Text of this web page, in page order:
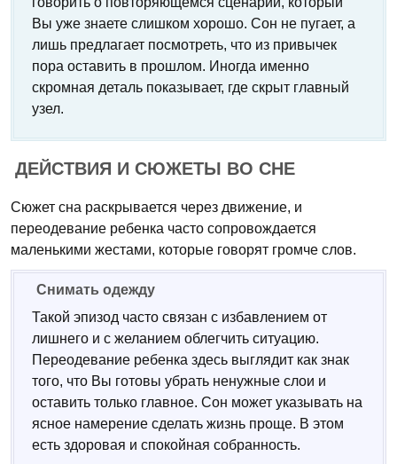
Вы уже знаете слишком хорошо. Сон не пугает, а
лишь предлагает посмотреть, что из привычек
пора оставить в прошлом. Иногда именно
скромная деталь показывает, где скрыт главный
узел.
ДЕЙСТВИЯ И СЮЖЕТЫ ВО СНЕ
Сюжет сна раскрывается через движение, и
переодевание ребенка часто сопровождается
маленькими жестами, которые говорят громче слов.
Снимать одежду
Такой эпизод часто связан с избавлением от
лишнего и с желанием облегчить ситуацию.
Переодевание ребенка здесь выглядит как знак
того, что Вы готовы убрать ненужные слои и
оставить только главное. Сон может указывать на
ясное намерение сделать жизнь проще. В этом
есть здоровая и спокойная собранность.